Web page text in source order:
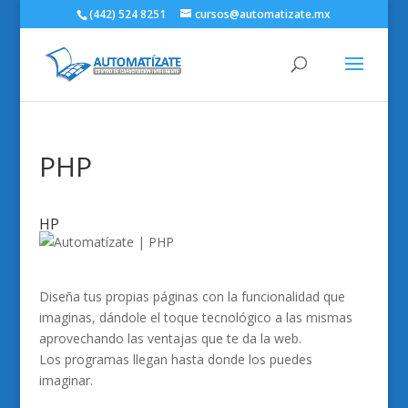
(442) 524 8251 cursos@automatizate.mx
PHP
HP
Diseña tus propias páginas con la funcionalidad que
imaginas, dándole el toque tecnológico a las mismas
aprovechando las ventajas que te da la web.
Los programas llegan hasta donde los puedes
imaginar.